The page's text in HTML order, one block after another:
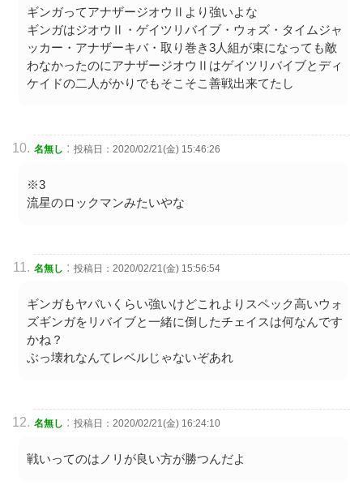
ギンガってアナザージオウⅡより強いよな
ギンガはジオウⅡ・ゲイツリバイブ・ウォズ・タイムジャ
ッカー・アナザーキバ・取り巻き3人組が束になっても敵
わなかったのにアナザージオウⅡはゲイツリバイブとディ
ケイドの二人がかりでもそこそこ善戦出来てたし
名無し : 投稿日：2020/02/21(金) 15:46:26
※3
流星のロックマンみたいやな
名無し : 投稿日：2020/02/21(金) 15:56:54
ギンガもヤバいくらい強いけどこれよりスペック高いウォ
ズギンガをリバイブと一緒に倒したチェイスは何なんです
かね？
ぶっ壊れなんてレベルじゃないぞあれ
名無し : 投稿日：2020/02/21(金) 16:24:10
戦いってのはノリが良い方が勝つんだよ